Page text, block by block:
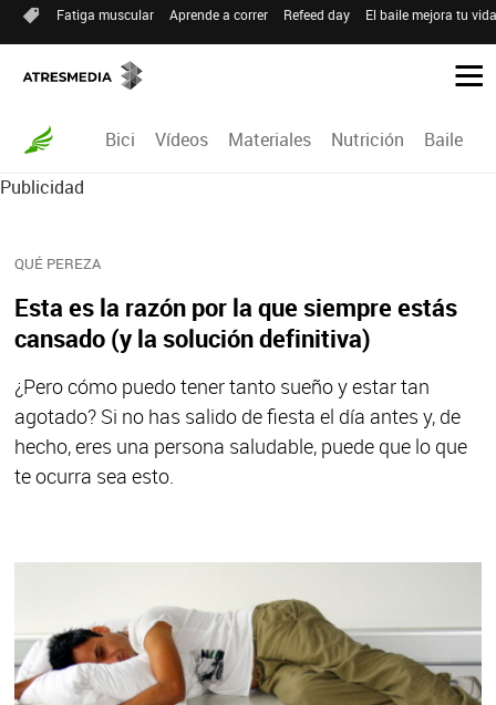
Fatiga muscular Aprende a correr Refeed day El baile mejora tu
Bici Vídeos Materiales Nutrición Baile
Publicidad
QUÉ PEREZA
Esta es la razón por la que siempre estás
cansado (y la solución definitiva)
¿Pero cómo puedo tener tanto sueño y estar tan
agotado? Si no has salido de fiesta el día antes y, de
hecho, eres una persona saludable, puede que lo que
te ocurra sea esto.